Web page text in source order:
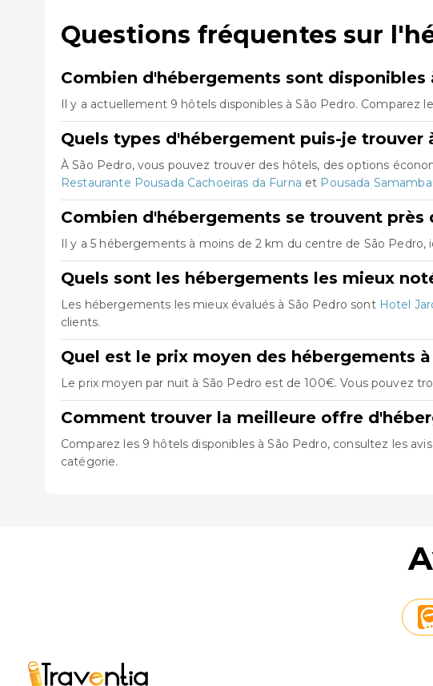
Questions fréquentes sur
Combien d'hébergements sont disponibles
Il y a actuellement 9 hôtels disponibles à São Pedro.
Quels types d'hébergement puis-je trouver
À São Pedro, vous pouvez trouver des hôtels, des options
Restaurante Pousada Cachoeiras da Furna et Pousada
Combien d'hébergements se trouvent près
Il y a 5 hébergements à moins de 2 km du centre de São
Quels sont les hébergements les mieux
Les hébergements les mieux évalués à São Pedro sont Hotel
clients.
Quel est le prix moyen des hébergements à
Le prix moyen par nuit à São Pedro est de 100€. Vous pouvez
Comment trouver la meilleure offre
Comparez les 9 hôtels disponibles à São Pedro, consultez les
catégorie.